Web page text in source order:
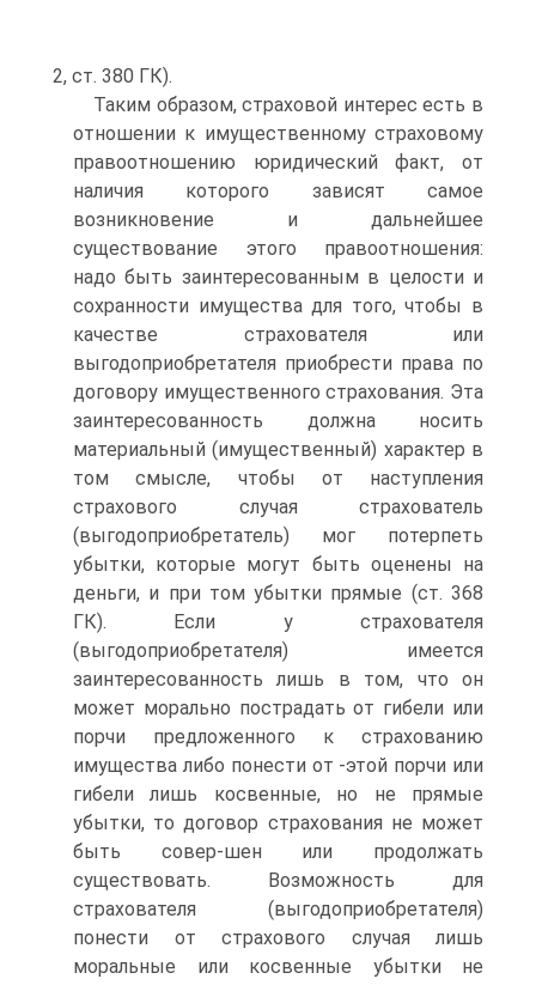
2, ст. 380 ГК).
Таким образом, страховой интерес есть в
отношении к имущественному страховому
правоотношению юридический факт, от
наличия которого зависят самое
возникновение и дальнейшее
существование этого правоотношения:
надо быть заинтересованным в целости и
сохранности имущества для того, чтобы в
качестве страхователя или
выгодоприобретателя приобрести права по
договору имущественного страхования. Эта
заинтересованность должна носить
материальный (имущественный) характер в
том смысле, чтобы от наступления
страхового случая страхователь
(выгодоприобретатель) мог потерпеть
убытки, которые могут быть оценены на
деньги, и при том убытки прямые (ст. 368
ГК). Если у страхователя
(выгодоприобретателя) имеется
заинтересованность лишь в том, что он
может морально пострадать от гибели или
порчи предложенного к страхованию
имущества либо понести от -этой порчи или
гибели лишь косвенные, но не прямые
убытки, то договор страхования не может
быть совер-шен или продолжать
существовать. Возможность для
страхователя (выгодоприобретателя)
понести от страхового случая лишь
моральные или косвенные убытки не